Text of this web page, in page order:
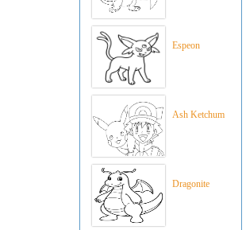
Espeon
Ash Ketchum
Dragonite